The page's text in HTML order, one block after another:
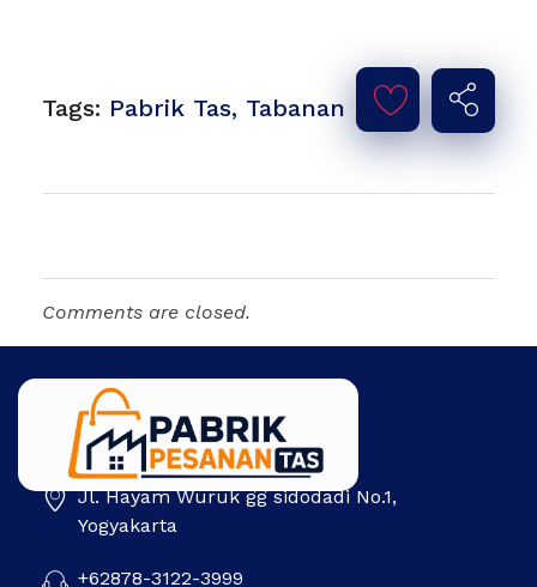
Tags: Pabrik Tas, Tabanan
Comments are closed.
Pabrik Pesanan Tas Jl. Hayam Wuruk gg sidodadi No.1,
Yogyakarta
+62878-3122-3999